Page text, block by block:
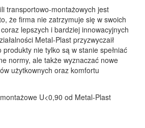
transportowo-montażowych jest
że firma nie zatrzymuje się w swoich
lepszych i bardziej innowacyjnych
Metal-Plast przyzwyczaił
nie tylko są w stanie spełniać
normy, ale także wyznaczać nowe
użytkownych oraz komfortu